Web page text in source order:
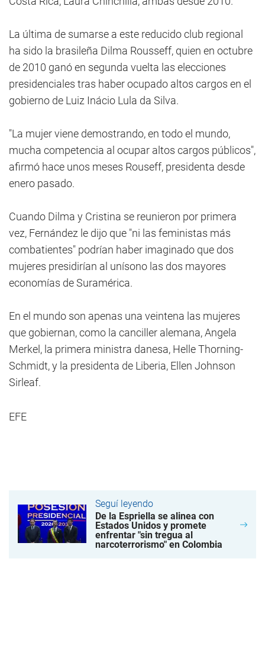
La última de sumarse a este reducido club regional
ha sido la brasileña Dilma Rousseff, quien en octubre
de 2010 ganó en segunda vuelta las elecciones
presidenciales tras haber ocupado altos cargos en el
gobierno de Luiz Inácio Lula da Silva.
"La mujer viene demostrando, en todo el mundo,
mucha competencia al ocupar altos cargos públicos",
afirmó hace unos meses Rouseff, presidenta desde
enero pasado.
Cuando Dilma y Cristina se reunieron por primera
vez, Fernández le dijo que "ni las feministas más
combatientes" podrían haber imaginado que dos
mujeres presidirían al unísono las dos mayores
economías de Suramérica.
En el mundo son apenas una veintena las mujeres
que gobiernan, como la canciller alemana, Angela
Merkel, la primera ministra danesa, Helle Thorning-
Schmidt, y la presidenta de Liberia, Ellen Johnson
Sirleaf.
EFE
Seguí leyendo
De la Espriella se alinea con
Estados Unidos y promete
enfrentar "sin tregua al
narcoterrorismo" en Colombia